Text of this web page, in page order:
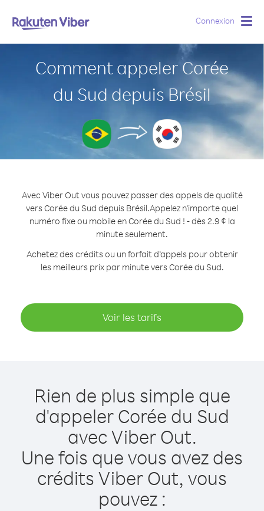
Connexion
Comment appeler Corée
du Sud depuis Brésil
Avec Viber Out vous pouvez passer des appels de qualité
vers Corée du Sud depuis Brésil.Appelez n'importe quel
numéro fixe ou mobile en Corée du Sud ! - dès 2.9 ¢ la
minute seulement.
Achetez des crédits ou un forfait d’appels pour obtenir
les meilleurs prix par minute vers Corée du Sud.
Voir les tarifs
Rien de plus simple que
d'appeler Corée du Sud
avec Viber Out.
Une fois que vous avez des
crédits Viber Out, vous
pouvez :